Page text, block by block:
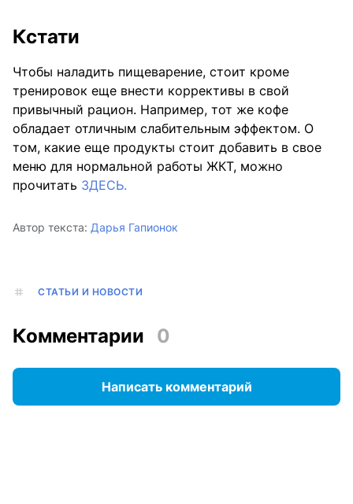
Кстати
Чтобы наладить пищеварение, стоит кроме
тренировок еще внести коррективы в свой
привычный рацион. Например, тот же кофе
обладает отличным слабительным эффектом. О
том, какие еще продукты стоит добавить в свое
меню для нормальной работы ЖКТ, можно
прочитать ЗДЕСЬ.
Автор текста: Дарья Гапионок
СТАТЬИ И НОВОСТИ
Комментарии 0
Написать комментарий